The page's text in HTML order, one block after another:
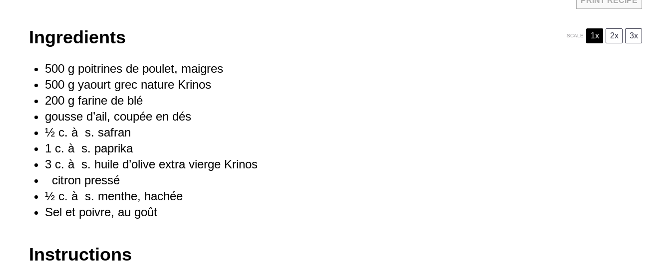
Ingredients SCALE 1x 2x 3x
500 g poitrines de poulet, maigres
500 g yaourt grec nature Krinos
200 g farine de blé
gousse d’ail, coupée en dés
½ c. à s. safran
1 c. à s. paprika
3 c. à s. huile d’olive extra vierge Krinos
citron pressé
½ c. à s. menthe, hachée
Sel et poivre, au goût
Instructions